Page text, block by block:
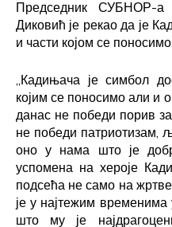
Председник СУБНОР-
Диковић је рекао да је
и части којом се поносимо.
„Кадињача је симбол
којим се поносимо али
данас не победи порив
не победи патриотизам,
оно у нама што је
успомена на хероје
подсећа не само на
је у најтежим
што му је